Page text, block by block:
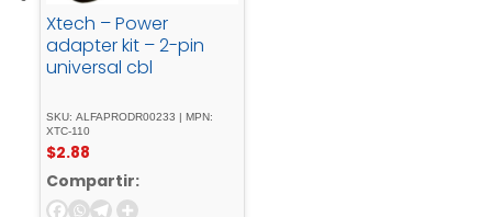
Xtech – Power
adapter kit – 2-pin
universal cbl
SKU: ALFAPRODR00233 | MPN:
XTC-110
$2.88
Compartir: